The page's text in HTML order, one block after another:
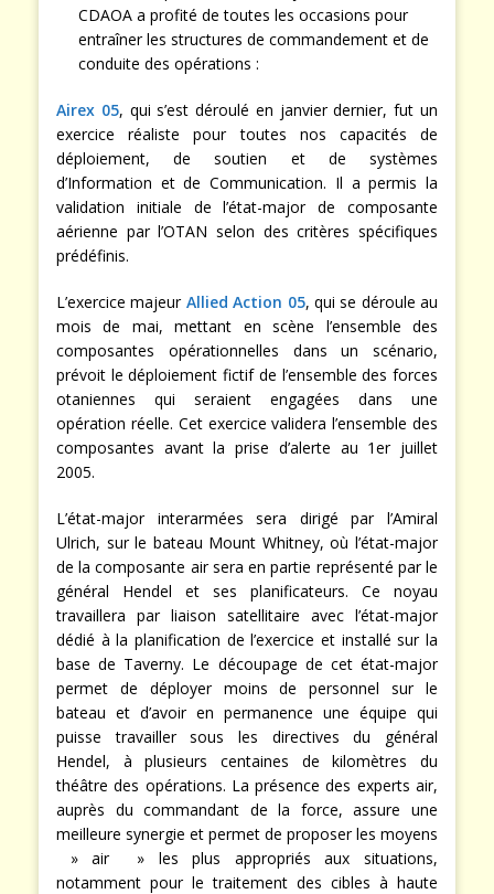
CDAOA a profité de toutes les occasions pour
entraîner les structures de commandement et de
conduite des opérations :
Airex 05, qui s’est déroulé en janvier dernier, fut un
exercice réaliste pour toutes nos capacités de
déploiement, de soutien et de systèmes
d’Information et de Communication. Il a permis la
validation initiale de l’état-major de composante
aérienne par l’OTAN selon des critères spécifiques
prédéfinis.
L’exercice majeur Allied Action 05, qui se déroule au
mois de mai, mettant en scène l’ensemble des
composantes opérationnelles dans un scénario,
prévoit le déploiement fictif de l’ensemble des forces
otaniennes qui seraient engagées dans une
opération réelle. Cet exercice validera l’ensemble des
composantes avant la prise d’alerte au 1er juillet
2005.
L’état-major interarmées sera dirigé par l’Amiral
Ulrich, sur le bateau Mount Whitney, où l’état-major
de la composante air sera en partie représenté par le
général Hendel et ses planificateurs. Ce noyau
travaillera par liaison satellitaire avec l’état-major
dédié à la planification de l’exercice et installé sur la
base de Taverny. Le découpage de cet état-major
permet de déployer moins de personnel sur le
bateau et d’avoir en permanence une équipe qui
puisse travailler sous les directives du général
Hendel, à plusieurs centaines de kilomètres du
théâtre des opérations. La présence des experts air,
auprès du commandant de la force, assure une
meilleure synergie et permet de proposer les moyens
» air » les plus appropriés aux situations,
notamment pour le traitement des cibles à haute